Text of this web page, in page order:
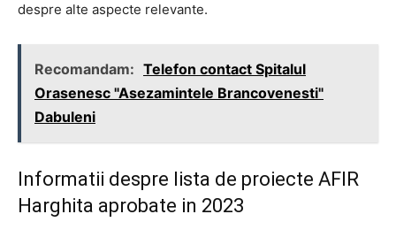
despre alte aspecte relevante.
Recomandam: Telefon contact Spitalul
Orasenesc "Asezamintele Brancovenesti"
Dabuleni
Informatii despre lista de proiecte AFIR
Harghita aprobate in 2023